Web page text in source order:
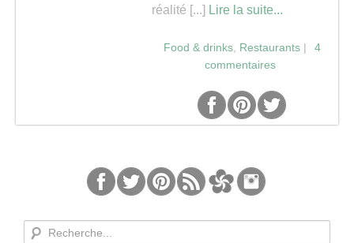
réalité [...] Lire la suite...
Food & drinks Restaurants |
4
commentaires